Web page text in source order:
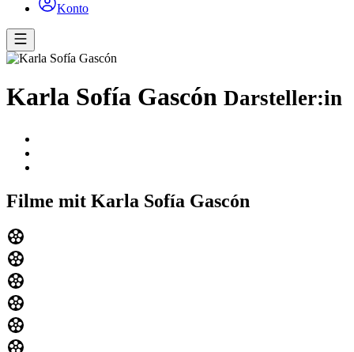
Konto
Karla Sofía Gascón Darsteller:in
Filme mit Karla Sofía Gascón